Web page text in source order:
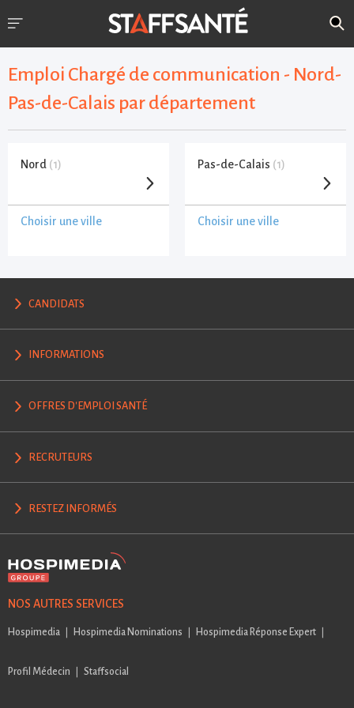
Emploi Chargé de communication - Nord-
Pas-de-Calais par département
Nord (1)
Choisir une ville
Pas-de-Calais (1)
Choisir une ville
CANDIDATS
INFORMATIONS
OFFRES D'EMPLOI SANTÉ
RECRUTEURS
RESTEZ INFORMÉS
NOS AUTRES SERVICES
Hospimedia Hospimedia Nominations Hospimedia Réponse Expert
Profil Médecin Staffsocial